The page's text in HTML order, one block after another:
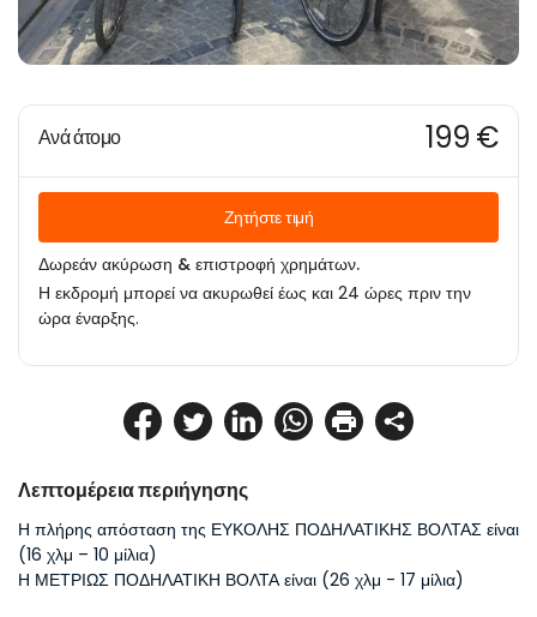
Λεπτομέρεια περιήγησης
Η πλήρης απόσταση της ΕΥΚΟΛΗΣ ΠΟΔΗΛΑΤΙΚΗΣ ΒΟΛΤΑΣ είναι
(16 χλμ – 10 μίλια)
Η ΜΕΤΡΙΩΣ ΠΟΔΗΛΑΤΙΚΗ ΒΟΛΤΑ είναι (26 χλμ - 17 μίλια)
Ανά άτομο 199 €
Ζητήστε τιμή
Δωρεάν ακύρωση & επιστροφή χρημάτων.
Η εκδρομή μπορεί να ακυρωθεί έως και 24 ώρες πριν την
ώρα έναρξης.